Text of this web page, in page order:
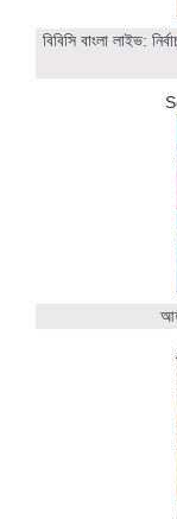
বিবিসি বাংলা লাইভ: